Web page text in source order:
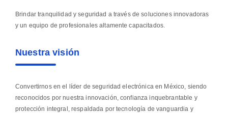
Brindar tranquilidad y seguridad a través de soluciones innovadoras
y un equipo de profesionales altamente capacitados.
Nuestra visión
Convertirnos en el líder de seguridad electrónica en México, siendo
reconocidos por nuestra innovación, confianza inquebrantable y
protección integral, respaldada por tecnología de vanguardia y